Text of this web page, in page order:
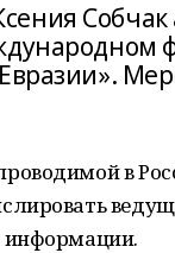
в
информации.